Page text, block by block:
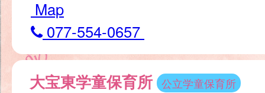
Map
077-554-0657
大宝東学童保育所 公立学童保育所